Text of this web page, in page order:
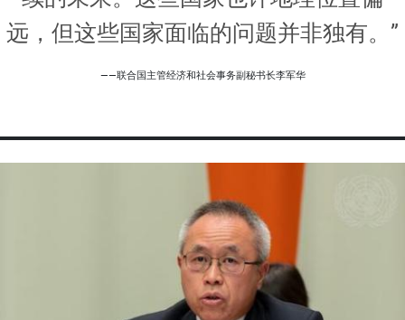
远，但这些国家面临的问题并非独有。”
——联合国主管经济和社会事务副秘书长李军华